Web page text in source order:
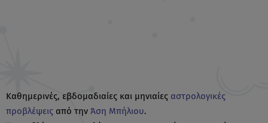
Καθημερινές, εβδομαδιαίες και μηνιαίες αστρολογικές
προβλέψεις από την Άση Μπήλιου.